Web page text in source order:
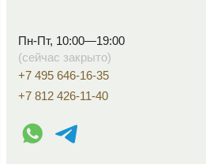
Пн-Пт, 10:00—19:00
(сейчас закрыто)
+7 495 646-16-35
+7 812 426-11-40
WhatsApp контакт
Telegram контакт